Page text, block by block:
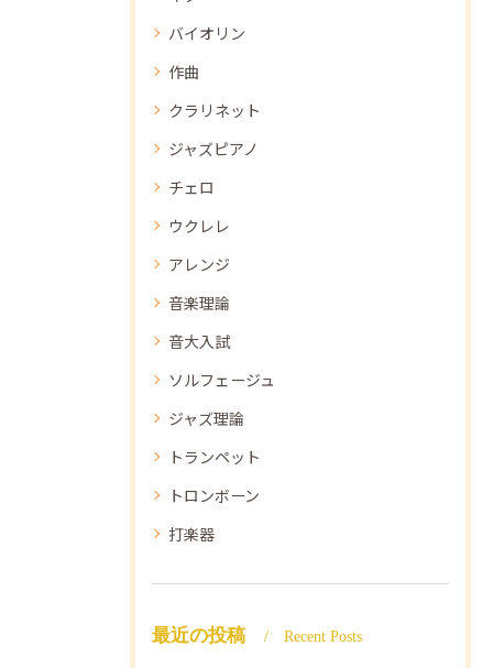
バイオリン
作曲
クラリネット
ジャズピアノ
チェロ
ウクレレ
アレンジ
音楽理論
音大入試
ソルフェージュ
ジャズ理論
トランペット
トロンボーン
打楽器
最近の投稿 Recent Posts